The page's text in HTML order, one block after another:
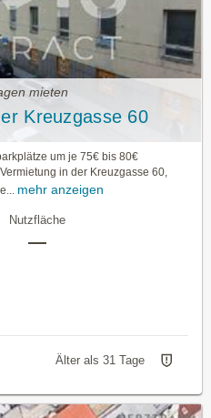
mieten
Kreuzgasse 60
um je 75€ bis 80€
in der Kreuzgasse 60,
mehr anzeigen
Nutzfläche
—
Älter als 31 Tage